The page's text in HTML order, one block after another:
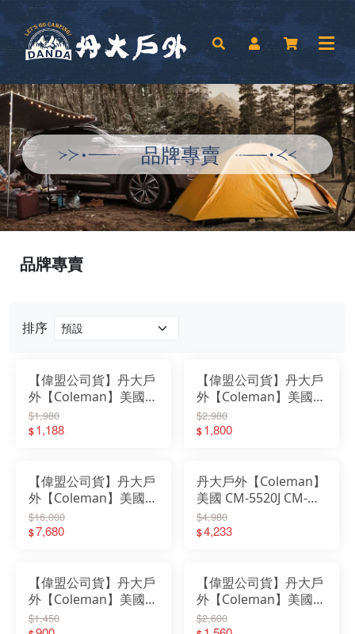
品牌專賣
排序
【偉盟公司貨】丹大戶
外【Coleman】美國
伸縮型暖光LED照明
燈/CM-7796 ｜營燈｜
$1,980
$1,188
【偉盟公司貨】丹大戶
外【Coleman】美國
CPX6 復古LED營燈 香
檳金/暖冷光/CM-6969
$2,980
$1,800
【偉盟公司貨】丹大戶
外【Coleman】美國透
氣網屋大客廳帳380勃
根地/挑高室高/炊事帳
$16,000
$7,680
丹大戶外【Coleman】
美國 CM-5520J CM-
5521J 2500北極星瓦斯
露營照明燈｜營燈｜立
$4,980
$4,233
【偉盟公司貨】丹大戶
外【Coleman】美國
BATTERYLOCK PUSH
$1,450
【偉盟公司貨】丹大戶
外【Coleman】美國
CPX6 倒掛式LED營燈
$2,600
品牌專賣